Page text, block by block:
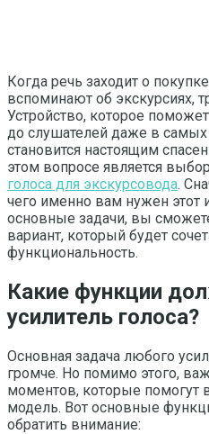
Когда речь заходит о
вспоминают об экскурсиях,
Устройство, которое
до слушателей даже в
становится настоящим
этом вопросе является
голоса для экскурсовода.
чего именно вам нужен этот
основные задачи, вы
вариант, который будет
функциональность.
Какие функции
усилитель голоса?
Основная задача любого
громче. Но помимо этого,
моментов, которые
модель. Вот основные
обратить внимание: